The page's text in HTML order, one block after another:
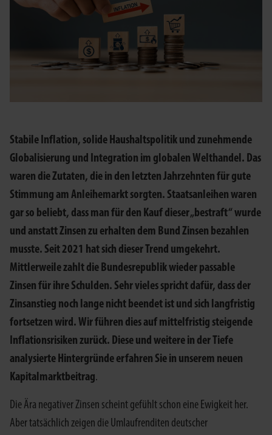
Stabile Inflation, solide Haushaltspolitik und zunehmende
Globalisierung und Integration im globalen Welthandel. Das
waren die Zutaten, die in den letzten Jahrzehnten für gute
Stimmung am Anleihemarkt sorgten. Staatsanleihen waren
gar so beliebt, dass man für den Kauf dieser „bestraft“ wurde
und anstatt Zinsen zu erhalten dem Bund Zinsen bezahlen
musste. Seit 2021 hat sich dieser Trend umgekehrt.
Mittlerweile zahlt die Bundesrepublik wieder passable
Zinsen für ihre Schulden. Sehr vieles spricht dafür, dass der
Zinsanstieg noch lange nicht beendet ist und sich langfristig
fortsetzen wird. Wir führen dies auf mittelfristig steigende
Inflationsrisiken zurück. Diese und weitere in der Tiefe
analysierte Hintergründe erfahren Sie in unserem neuen
Kapitalmarktbeitrag.
Die Ära negativer Zinsen scheint gefühlt schon eine Ewigkeit her.
Aber tatsächlich zeigen die Umlaufrenditen deutscher